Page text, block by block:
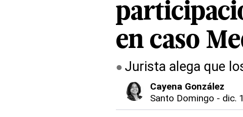
en caso
Jurista alega que
Cayena González
Santo Domingo - dic.